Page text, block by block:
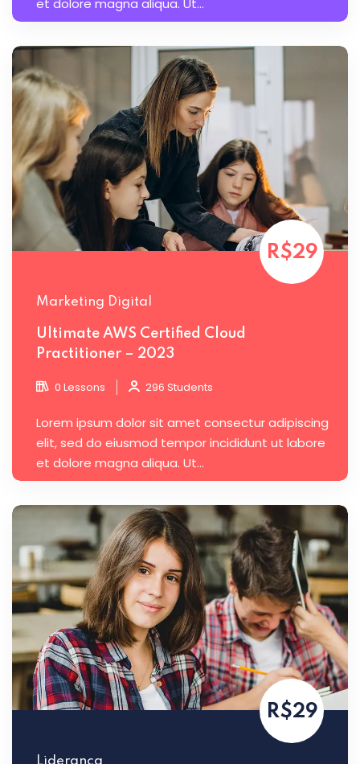
et dolore magna aliqua. Ut...
R$29
Marketing Digital
Ultimate AWS Certified Cloud
Practitioner – 2023
0 Lessons 296 Students
Lorem ipsum dolor sit amet consectur adipiscing
elit, sed do eiusmod tempor incididunt ut labore
et dolore magna aliqua. Ut...
R$29